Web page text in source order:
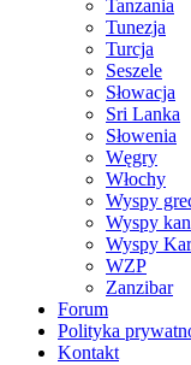
Tanzania
Tunezja
Turcja
Seszele
Słowacja
Sri Lanka
Słowenia
Węgry
Włochy
Wyspy
Wyspy
Wyspy
WZP
Zanzibar
Forum
Polityka
Kontakt